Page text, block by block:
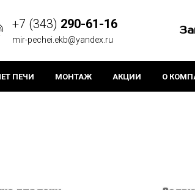
+7 (343) 290-61-16
mir-pechei.ekb@yandex.ru
ПЕЧИ МОНТАЖ АКЦИИ О